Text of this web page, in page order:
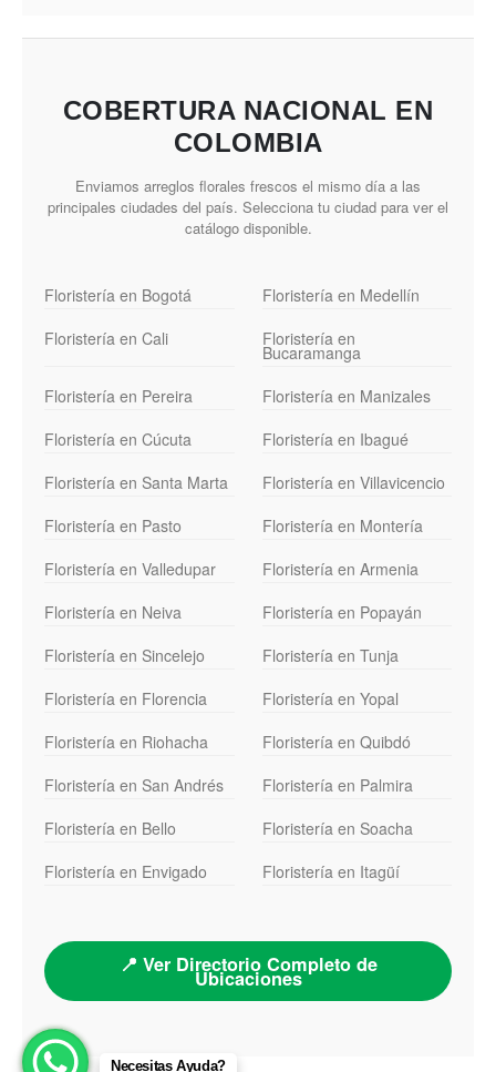
COBERTURA NACIONAL EN
COLOMBIA
Enviamos arreglos florales frescos el mismo día a las
principales ciudades del país. Selecciona tu ciudad para ver el
catálogo disponible.
Floristería en Bogotá
Floristería en Medellín
Floristería en Cali
Floristería en
Bucaramanga
Floristería en Pereira
Floristería en Manizales
Floristería en Cúcuta
Floristería en Ibagué
Floristería en Santa Marta
Floristería en Villavicencio
Floristería en Pasto
Floristería en Montería
Floristería en Valledupar
Floristería en Armenia
Floristería en Neiva
Floristería en Popayán
Floristería en Sincelejo
Floristería en Tunja
Floristería en Florencia
Floristería en Yopal
Floristería en Riohacha
Floristería en Quibdó
Floristería en San Andrés
Floristería en Palmira
Floristería en Bello
Floristería en Soacha
Floristería en Envigado
Floristería en Itagüí
📍 Ver Directorio Completo de
Ubicaciones
Necesitas Ayuda?